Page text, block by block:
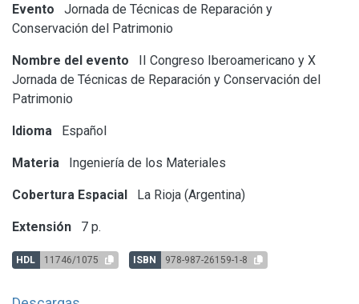
Evento
Jornada de Técnicas de Reparación y
Conservación del Patrimonio
Nombre del evento
II Congreso Iberoamericano y X
Jornada de Técnicas de Reparación y Conservación del
Patrimonio
Idioma Español
Materia Ingeniería de los Materiales
Cobertura Espacial La Rioja (Argentina)
Extensión 7 p.
HDL 11746/1075 ISBN 978-987-26159-1-8